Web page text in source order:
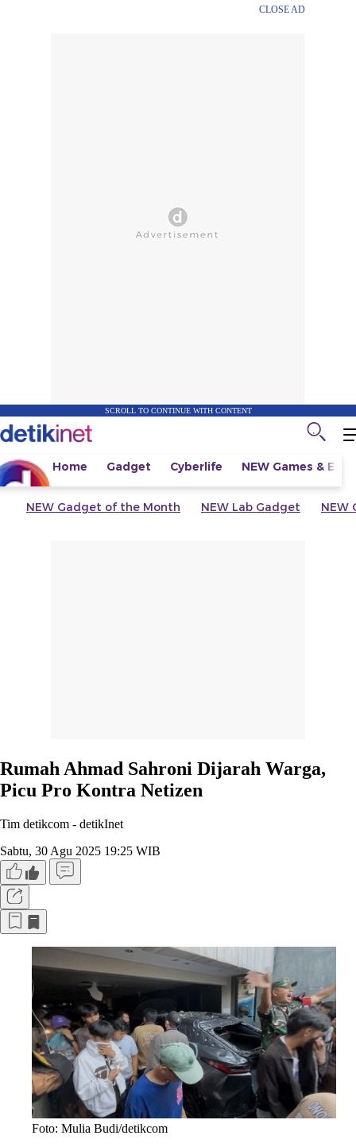
CLOSE AD
SCROLL TO CONTINUE WITH CONTENT
Home Gadget Cyberlife NEW Games &
NEW Gadget of the Month NEW Lab Gadget NEW
Rumah Ahmad Sahroni Dijarah Warga,
Picu Pro Kontra Netizen
Tim detikcom - detikInet
Sabtu, 30 Agu 2025 19:25 WIB
Foto: Mulia Budi/detikcom